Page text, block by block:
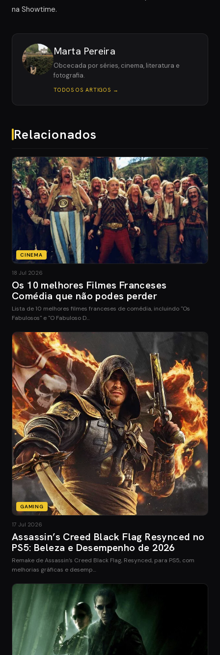
na Showtime.
Marta Pereira
Obcecada por séries, cinema, literatura e
fotografia.
TODOS OS ARTIGOS →
Relacionados
CINEMA
18 Jul 2026
Os 10 melhores Filmes Franceses
Comédia que não podes perder
Lista de 10 melhores filmes franceses de comédia, incluindo "Os
Fabulosos" e "O Fabuloso D…
GAMING
17 Jul 2026
Assassin’s Creed Black Flag Resynced no
PS5: Beleza e Desempenho de 2026
Remake de Assassin’s Creed Black Flag, Resynced, para PS5, com
melhorias gráficas e desemp…